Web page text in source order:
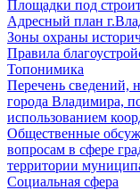
Площадки под
Адресный план
Зоны охраны
Правила
Топонимика
Перечень сведений,
города Владимира,
использованием
Общественные
вопросам в сфере
территории
Социальная сфера